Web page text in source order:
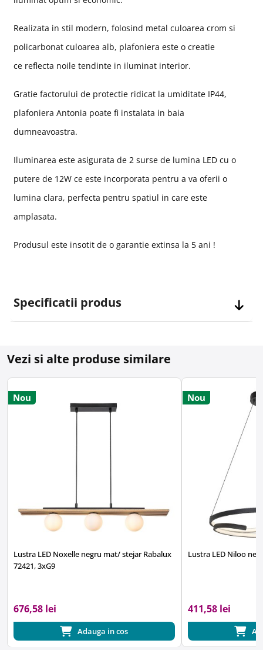
Realizata in stil modern, folosind metal culoarea crom si
policarbonat culoarea alb, plafoniera este o creatie
ce reflecta noile tendinte in iluminat interior.
Gratie factorului de protectie ridicat la umiditate IP44,
plafoniera Antonia poate fi instalata in baia
dumneavoastra.
Iluminarea este asigurata de 2 surse de lumina LED cu o
putere de 12W ce este incorporata pentru a va oferii o
lumina clara, perfecta pentru spatiul in care este
amplasata.
Produsul este insotit de o garantie extinsa la 5 ani !
Specificatii produs
Vezi si alte produse similare
Nou
Lustra LED Noxelle negru mat/ stejar Rabalux
72421, 3xG9
676,58 lei
Adauga in cos
Nou
Lustra LED Niloo
411,58 lei